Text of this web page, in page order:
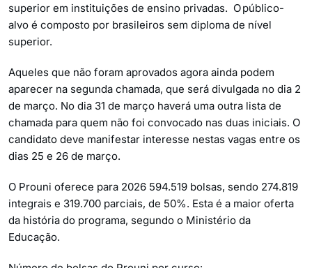
superior em instituições de ensino privadas. O público-
alvo é composto por brasileiros sem diploma de nível
superior.
Aqueles que não foram aprovados agora ainda podem
aparecer na segunda chamada, que será divulgada no dia 2
de março. No dia 31 de março haverá uma outra lista de
chamada para quem não foi convocado nas duas iniciais. O
candidato deve manifestar interesse nestas vagas entre os
dias 25 e 26 de março.
O Prouni oferece para 2026 594.519 bolsas, sendo 274.819
integrais e 319.700 parciais, de 50%. Esta é a maior oferta
da história do programa, segundo o Ministério da
Educação.